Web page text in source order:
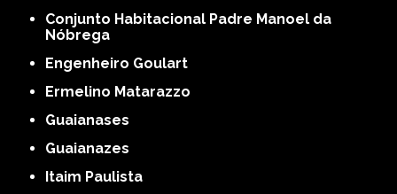
Conjunto Habitacional Padre Manoel da
Nóbrega
Engenheiro Goulart
Ermelino Matarazzo
Guaianases
Guaianazes
Itaim Paulista